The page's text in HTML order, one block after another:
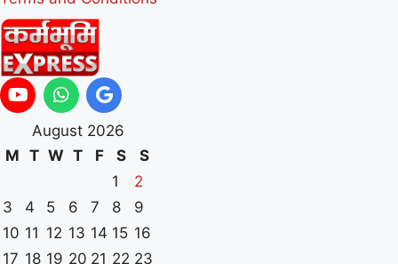
August 2026
M T W T F S
S
1
2
3
4 5 6 7 8
9
10 11 12 13 14 15 16
17 18 19 20 21 22 23